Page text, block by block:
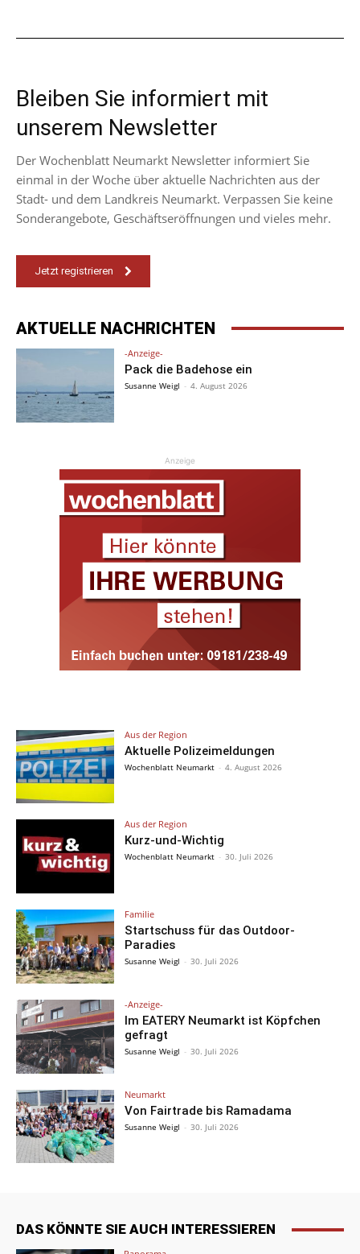
Bleiben Sie informiert mit
unserem Newsletter
Der Wochenblatt Neumarkt Newsletter informiert Sie
einmal in der Woche über aktuelle Nachrichten aus der
Stadt- und dem Landkreis Neumarkt. Verpassen Sie keine
Sonderangebote, Geschäftseröffnungen und vieles mehr.
Jetzt registrieren
AKTUELLE NACHRICHTEN
-Anzeige-
Pack die Badehose ein
Susanne Weigl - 4. August 2026
Anzeige
Aus der Region
Aktuelle Polizeimeldungen
Wochenblatt Neumarkt - 4. August 2026
Aus der Region
Kurz-und-Wichtig
Wochenblatt Neumarkt - 30. Juli 2026
Familie
Startschuss für das Outdoor-
Paradies
Susanne Weigl - 30. Juli 2026
-Anzeige-
Im EATERY Neumarkt ist Köpfchen
gefragt
Susanne Weigl - 30. Juli 2026
Neumarkt
Von Fairtrade bis Ramadama
Susanne Weigl - 30. Juli 2026
DAS KÖNNTE SIE AUCH INTERESSIEREN